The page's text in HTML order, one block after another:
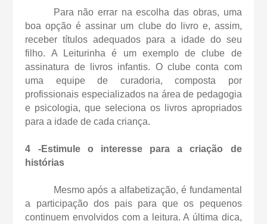
Para não errar na escolha das obras, uma
boa opção é assinar um clube do livro e, assim,
receber títulos adequados para a idade do seu
filho. A Leiturinha é um exemplo de clube de
assinatura de livros infantis. O clube conta com
uma equipe de curadoria, composta por
profissionais especializados na área de pedagogia
e psicologia, que seleciona os livros apropriados
para a idade de cada criança.
4 -Estimule o interesse para a criação de
histórias
Mesmo após a alfabetização, é fundamental
a participação dos pais para que os pequenos
continuem envolvidos com a leitura. A última dica,